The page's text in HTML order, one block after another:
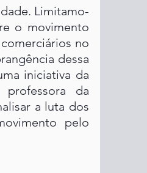
Limitamo-
o movimento
no
dessa
iniciativa da
professora da
a luta dos
pelo